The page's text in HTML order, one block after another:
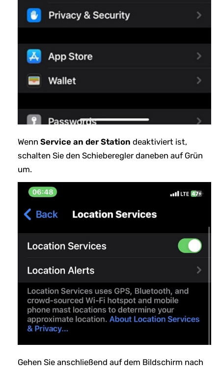
Wenn Service an der Station deaktiviert ist,
schalten Sie den Schieberegler daneben auf Grün
um.
Gehen Sie anschließend auf dem Bildschirm nach